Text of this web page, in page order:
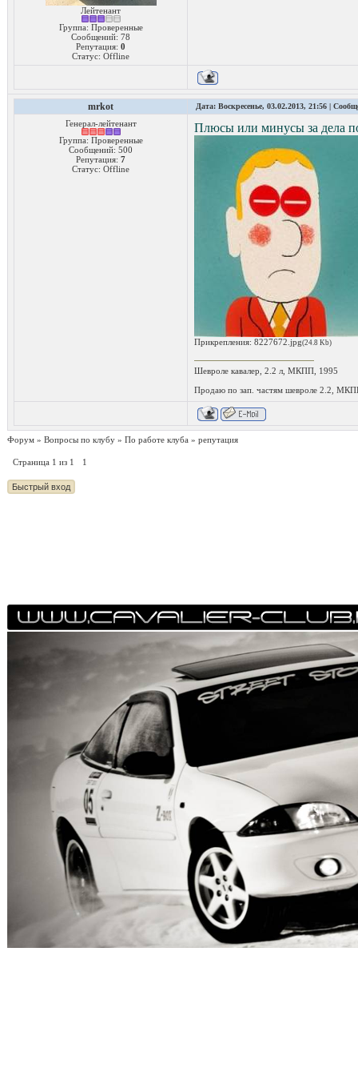
Лейтенант
Группа: Проверенные
Сообщений: 78
Репутация: 0
Статус: Offline
mrkot Дата: Воскресенье, 03.02.2013, 21:56 |
Генерал-лейтенант
Группа: Проверенные
Сообщений: 500
Репутация: 7
Статус: Offline
Плюсы или минусы за дела
Прикрепления: 8227672.jpg(24.8 Kb)
Шевроле кавалер, 2.2 л, МКПП, 1995
Продаю по зап. частям шевроле 2.2,
Форум » Вопросы по клубу » По работе клуба » репутация
Страница 1 из 1 1